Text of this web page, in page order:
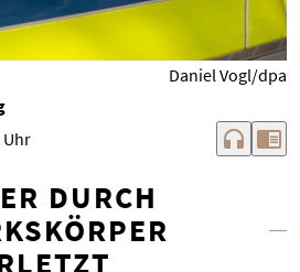
Daniel Vogl/dpa
Uhr headphones chrome_reader_mode
DURCH